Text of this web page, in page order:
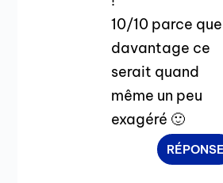
10/10 parce que
davantage ce
serait quand
même un peu
exagéré 🙂
RÉPONSE